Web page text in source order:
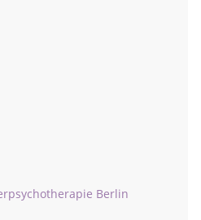
Berlin